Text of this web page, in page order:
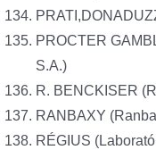
PROCTER
S.A.)
R. BENCKISER
RANBAXY
RÉGIUS